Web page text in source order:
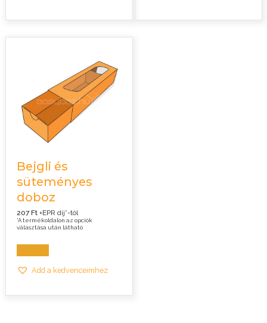
Bejgli és
süteményes
doboz
207 Ft+EPR díj*-tól
*A termékoldalon az opciók
választása után látható
Opciók
Add a kedvenceimhez